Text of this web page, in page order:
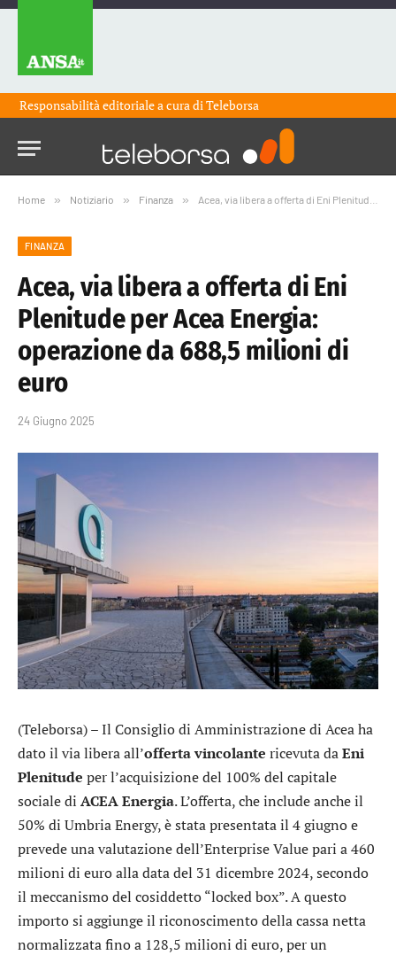
Responsabilità editoriale a cura diTeleborsa
Home » Notiziario » Finanza » Acea, via libera a offerta di Eni Plenitude per Acea Energia: operazione da 688,5 milioni di euro
FINANZA
Acea, via libera a offerta di Eni
Plenitude per Acea Energia:
operazione da 688,5 milioni di
euro
24 Giugno 2025
(Teleborsa) – Il Consiglio di Amministrazione di Aceaha
dato il via libera all’offerta vincolante ricevuta daEni
Plenitude per l’acquisizione del 100% del capitale
sociale di ACEA Energia. L’offerta, che include anche il
50% di Umbria Energy, è stata presentata il 4 giugno e
prevede una valutazione dell’Enterprise Value pari a 460
milioni di euro alla data del 31 dicembre 2024, secondo
il meccanismo del cosiddetto “locked box”. A questo
importo si aggiunge il riconoscimento della cassa netta
normalizzata fino a 128,5 milioni di euro, per un